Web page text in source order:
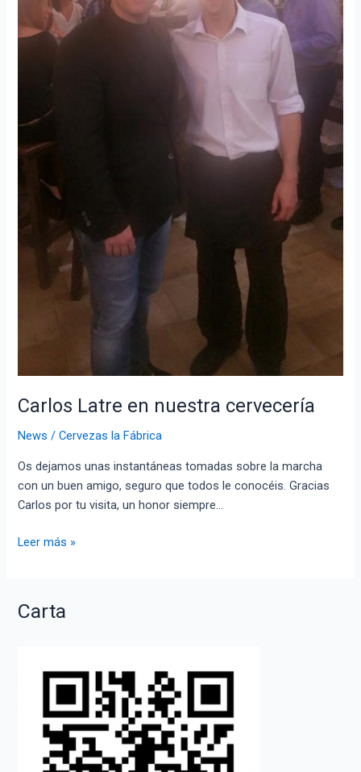
Carlos Latre en nuestra cervecería
News /Cervezas la Fábrica
Os dejamos unas instantáneas tomadas sobre la marcha
con un buen amigo, seguro que todos le conocéis. Gracias
Carlos por tu visita, un honor siempre…
Carlos
cervecería
Leer más »
Carta